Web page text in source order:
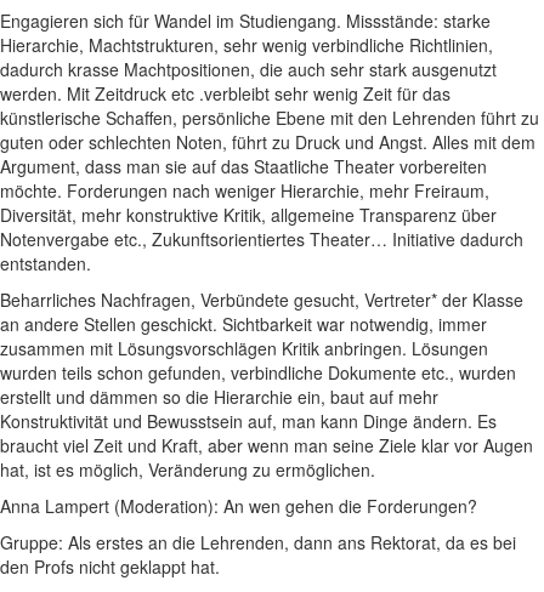
Engagieren sich für Wandel im Studiengang. Missstände: starke
Hierarchie, Machtstrukturen, sehr wenig verbindliche Richtlinien,
dadurch krasse Machtpositionen, die auch sehr stark ausgenutzt
werden. Mit Zeitdruck etc .verbleibt sehr wenig Zeit für das
künstlerische Schaffen, persönliche Ebene mit den Lehrenden führt zu
guten oder schlechten Noten, führt zu Druck und Angst. Alles mit dem
Argument, dass man sie auf das Staatliche Theater vorbereiten
möchte. Forderungen nach weniger Hierarchie, mehr Freiraum,
Diversität, mehr konstruktive Kritik, allgemeine Transparenz über
Notenvergabe etc., Zukunftsorientiertes Theater… Initiative dadurch
entstanden.
Beharrliches Nachfragen, Verbündete gesucht, Vertreter* der Klasse
an andere Stellen geschickt. Sichtbarkeit war notwendig, immer
zusammen mit Lösungsvorschlägen Kritik anbringen. Lösungen
wurden teils schon gefunden, verbindliche Dokumente etc., wurden
erstellt und dämmen so die Hierarchie ein, baut auf mehr
Konstruktivität und Bewusstsein auf, man kann Dinge ändern. Es
braucht viel Zeit und Kraft, aber wenn man seine Ziele klar vor Augen
hat, ist es möglich, Veränderung zu ermöglichen.
Anna Lampert (Moderation): An wen gehen die Forderungen?
Gruppe: Als erstes an die Lehrenden, dann ans Rektorat, da es bei
den Profs nicht geklappt hat.